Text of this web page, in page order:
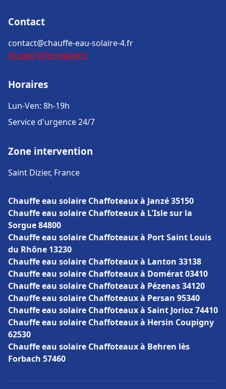
Contact
contact@chauffe-eau-solaire-4.fr
Accueil Informations
Horaires
Lun-Ven: 8h-19h
Service d'urgence 24/7
Zone intervention
Saint Dizier, France
Chauffe eau solaire Chaffoteaux à Janzé 35150
Chauffe eau solaire Chaffoteaux à L'Isle sur la
Sorgue 84800
Chauffe eau solaire Chaffoteaux à Port Saint Louis
du Rhône 13230
Chauffe eau solaire Chaffoteaux à Lanton 33138
Chauffe eau solaire Chaffoteaux à Domérat 03410
Chauffe eau solaire Chaffoteaux à Pézenas 34120
Chauffe eau solaire Chaffoteaux à Persan 95340
Chauffe eau solaire Chaffoteaux à Saint Jorioz 74410
Chauffe eau solaire Chaffoteaux à Hersin Coupigny
62530
Chauffe eau solaire Chaffoteaux à Behren lès
Forbach 57460